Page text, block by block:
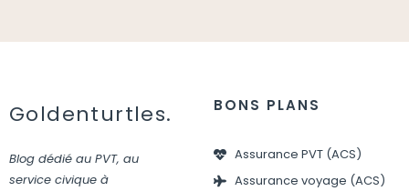
Goldenturtles.
Blog dédié au PVT, au
service civique à
BONS PLANS
Assurance PVT (ACS)
Assurance voyage (ACS)